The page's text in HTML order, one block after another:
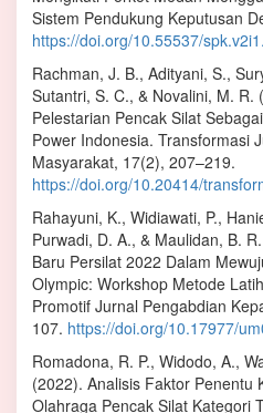
Sistem Pendukung Keputusan
https://doi.org/10.55537/
Rachman, J. B., Adityani, S.,
Sutantri, S. C., & Novalini, M. R.
Pelestarian Pencak Silat
Power Indonesia. Transformasi
Masyarakat, 17(2), 207–219.
https://doi.org/10.20414/
Rahayuni, K., Widiawati, P.,
Purwadi, D. A., & Maulidan, B.
Baru Persilat 2022 Dalam
Olympic: Workshop Metode
Promotif Jurnal Pengabdian
107. https://doi.org/10.17977/
Romadona, R. P., Widodo, A.,
(2022). Analisis Faktor Penentu
Olahraga Pencak Silat Kategori